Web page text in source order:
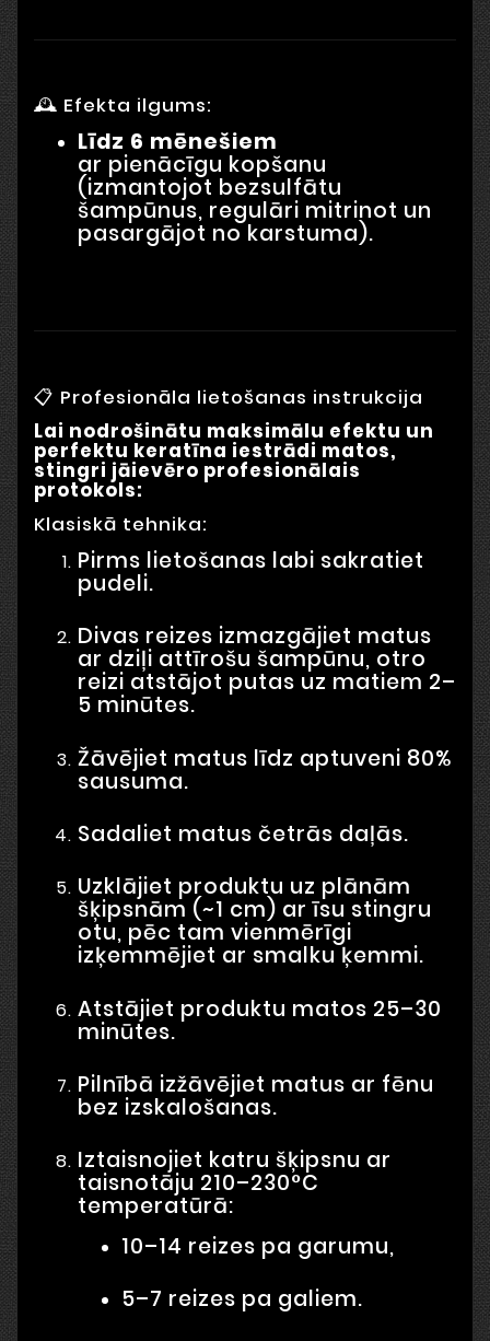
🕰 Efekta ilgums:
Līdz 6 mēnešiem
ar pienācīgu kopšanu
(izmantojot bezsulfātu
šampūnus, regulāri mitrinot un
pasargājot no karstuma).
📋 Profesionāla lietošanas instrukcija
Lai nodrošinātu maksimālu efektu un
perfektu keratīna iestrādi matos,
stingri jāievēro profesionālais
protokols:
Klasiskā tehnika:
Pirms lietošanas labi sakratiet
pudeli.
Divas reizes izmazgājiet matus
ar dziļi attīrošu šampūnu, otro
reizi atstājot putas uz matiem 2–
5 minūtes.
Žāvējiet matus līdz aptuveni 80%
sausuma.
Sadaliet matus četrās daļās.
Uzklājiet produktu uz plānām
šķipsnām (~1 cm) ar īsu stingru
otu, pēc tam vienmērīgi
izķemmējiet ar smalku ķemmi.
Atstājiet produktu matos 25–30
minūtes.
Pilnībā izžāvējiet matus ar fēnu
bez izskalošanas.
Iztaisnojiet katru šķipsnu ar
taisnotāju 210–230°C
temperatūrā:
10–14 reizes pa garumu,
5–7 reizes pa galiem.